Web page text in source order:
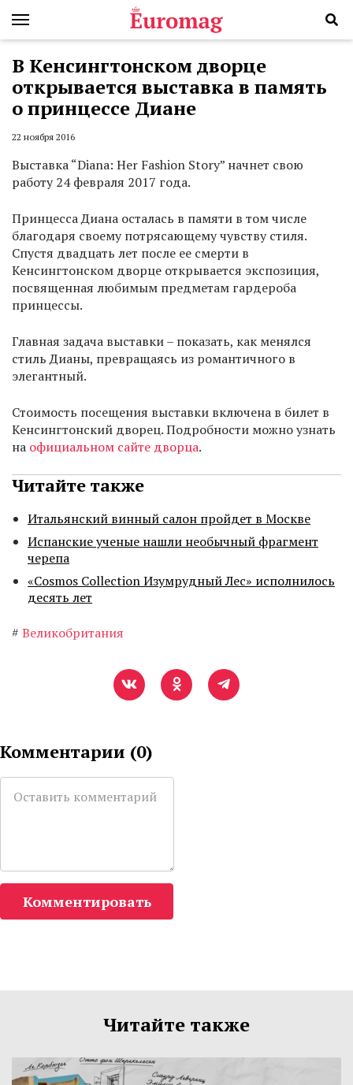
В Кенсингтонском дворце
открывается выставка в память
о принцессе Диане
22 ноября 2016
Выставка “Diana: Her Fashion Story” начнет свою
работу 24 февраля 2017 года.
Принцесса Диана осталась в памяти в том числе
благодаря своему потрясающему чувству стиля.
Спустя двадцать лет после ее смерти в
Кенсингтонском дворце открывается экспозиция,
посвященная любимым предметам гардероба
принцессы.
Главная задача выставки – показать, как менялся
стиль Дианы, превращаясь из романтичного в
элегантный.
Стоимость посещения выставки включена в билет в
Кенсингтонский дворец. Подробности можно узнать
на официальном сайте дворца.
Читайте также
Итальянский винный салон пройдет в Москве
Испанские ученые нашли необычный фрагмент
черепа
«Cosmos Collection Изумрудный Лес» исполнилось
десять лет
# Великобритания
Комментарии (0)
Комментировать
Читайте также